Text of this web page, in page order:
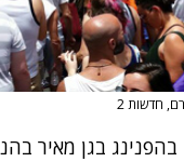
חדשות 2
האירועים נפתחו בשעה 10:00